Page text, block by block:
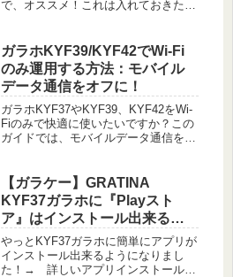
で、オススメ！これは入れておきた
の記事です。まずはこれ！Cメールア
プリ「通話＆SMSメッセージ」...続き
を読む
ガラホKYF39/KYF42でWi-Fi
のみ運用する方法：モバイル
データ通信をオフに！
ガラホKYF37やKYF39、KYF42をWi-
Fiのみで快適に使いたいですか？この
ガイドでは、モバイルデータ通信をオ
を節約し、Wi-Fi環境でのみガラホを
使うための簡単なステップをご紹介。
今すぐチェックして、スマートなガラ
ホライフを始めましょう！
【ガラケー】GRATINA
KYF37ガラホに『Playスト
ア』はインストール出来るの
か？
やっとKYF37ガラホに簡単にアプリが
インストール出来るようになりまし
た！→ 詳しいアプリインストール手